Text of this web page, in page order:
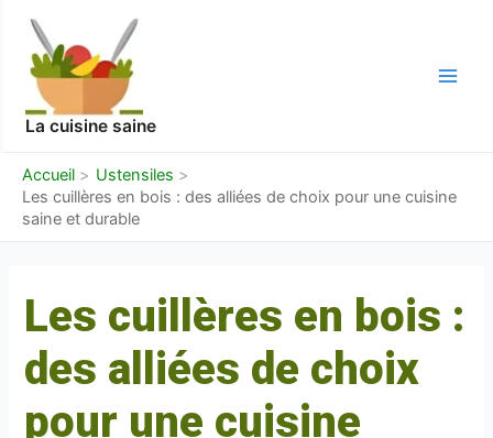
contenu
La cuisine saine
Accueil
Ustensiles
Les cuillères en bois : des alliées de choix pour une cuisine
saine et durable
Les cuillères en bois :
des alliées de choix
pour une cuisine
des
articles